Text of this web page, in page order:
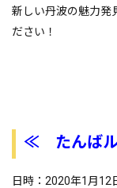
新しい丹波の魅力発
ださい！
≪ たんば
日時：2020年1月